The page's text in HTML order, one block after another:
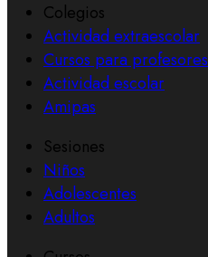
Colegios
Actividad extraescolar
Cursos para profesores
Actividad escolar
Amipas
Sesiones
Niños
Adolescentes
Adultos